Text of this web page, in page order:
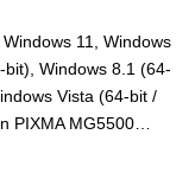
11, Windows
Windows 8.1 (64-
Vista (64-bit /
PIXMA MG5500…